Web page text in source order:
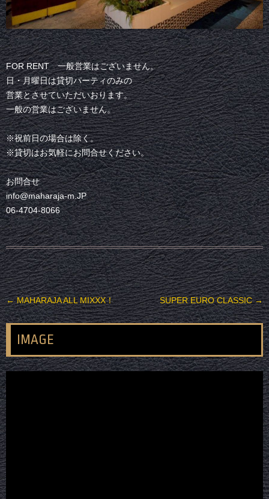
FOR RENT 一般営業はございません。
日・月曜日は貸切パーティのみの
営業とさせていただいおります。
一般の営業はございません。
※祝前日の場合は除く。
※貸切はお気軽にお問合せください。
お問合せ
info@maharaja-m.JP
06-4704-8066
投稿ナビゲーション
←MAHARAJA ALL MIXXX！ SUPER EURO CLASSIC→
IMAGE